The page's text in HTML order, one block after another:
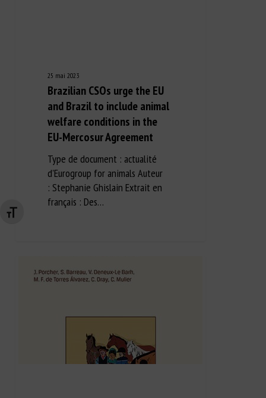
Changer la taille de la police
25 mai 2023
Brazilian CSOs urge the EU
and Brazil to include animal
welfare conditions in the
EU-Mercosur Agreement
Type de document : actualité
d'Eurogroup for animals Auteur
: Stephanie Ghislain Extrait en
français : Des…